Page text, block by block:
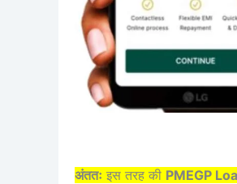
अंततः इस तरह की PMEGP